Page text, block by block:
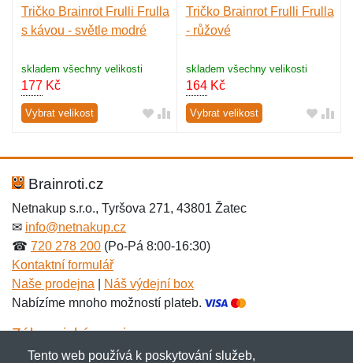
Tričko Brainrot Frulli Frulla
s kávou - světle modré
skladem všechny velikosti
177 Kč
Vybrat velikost
Tričko Brainrot Frulli Frulla
- růžové
skladem všechny velikosti
164Kč
Vybrat velikost
Brainroti.cz
Netnakup s.r.o., Tyršova 271, 43801 Žatec
✉ info@netnakup.cz
☎ 720 278 200 (Po-Pá 8:00-16:30)
Kontaktní formulář
Naše prodejna
Náš výdejní box
Nabízíme mnoho možností plateb.
Zákaznický servis
Novinky emailem
Tento web používá k poskytování služeb,